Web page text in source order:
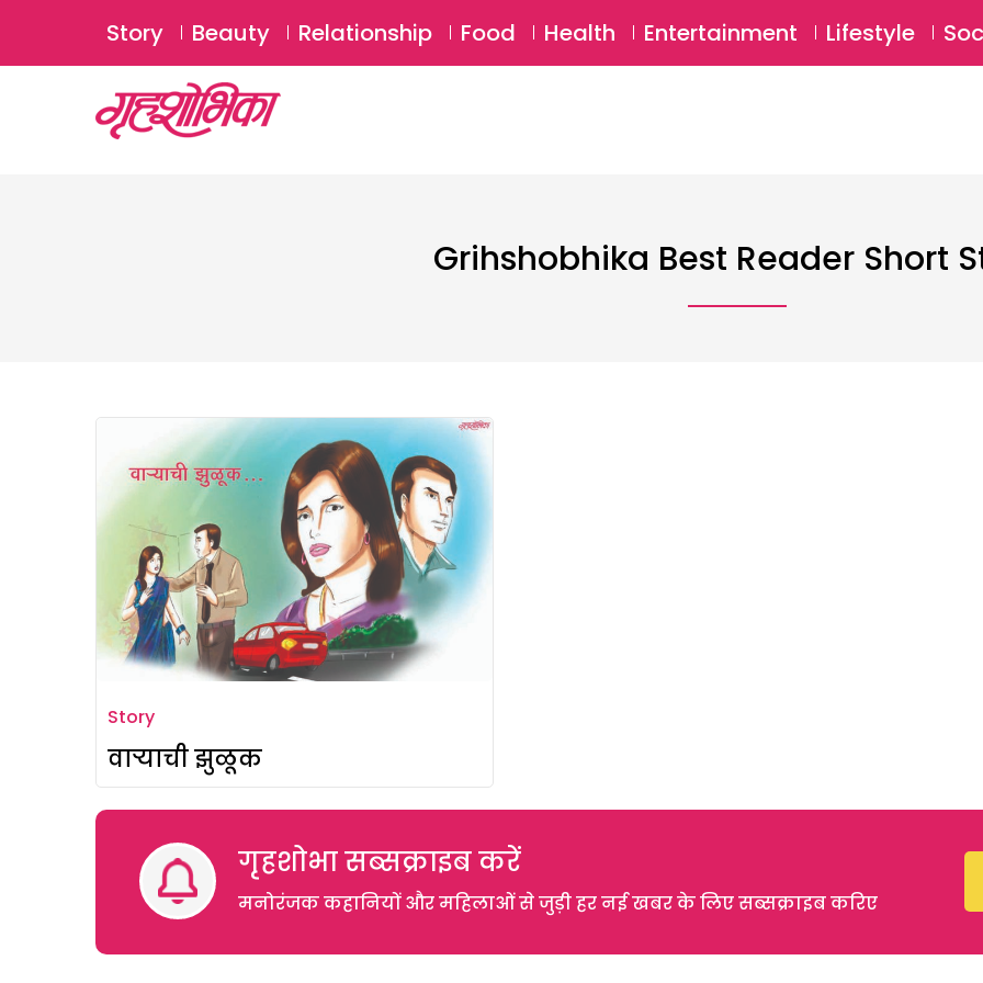
Story Beauty Relationship Food Health Entertainment Lifestyle
Grihshobhika Best Reader Short
Story
वाऱ्याची झुळूक
गृहशोभा सब्सक्राइब करें
मनोरंजक कहानियों और महिलाओं से जुड़ी हर नई खबर के लिए सब्सक्राइब करिए